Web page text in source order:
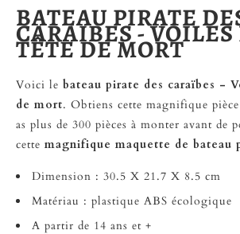
BATEAU PIRATE
CARAIBES -
TÊTE DE MORT
Voici le bateau pirate des caraïbes -
de mort. Obtiens cette magnifique
as plus de 300 pièces à monter avant de
cette magnifique maquette de bateau
Dimension : 30.5 X 21.7 X 8.5 cm
Matériau : plastique ABS écologique
A partir de 14 ans et +